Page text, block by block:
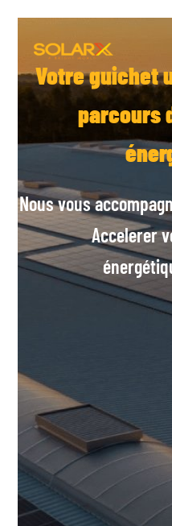
contenu
Votre guichet
parcours
Nous vous
Accelerer